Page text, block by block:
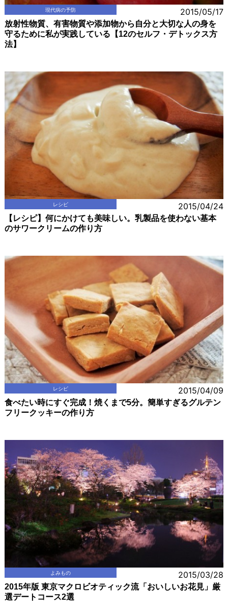
現代病の予防 2015/05/17
放射性物質、有害物質や添加物から自分と大切な人の身を
守るために私が実践している【12のセルフ・デトックス方
法】
レシピ 2015/04/24
【レシピ】何にかけても美味しい。乳製品を使わない基本
のサワークリームの作り方
レシピ 2015/04/09
食べたい時にすぐ完成！焼くまで5分。簡単すぎるグルテン
フリークッキーの作り方
よみもの 2015/03/28
2015年版 東京マクロビオティック流「おいしいお花見」厳
選デートコース2選